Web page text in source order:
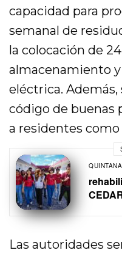
capacidad para
semanal de
la colocación de
almacenamiento
eléctrica.
código de buenas
a residentes
Las autoridades